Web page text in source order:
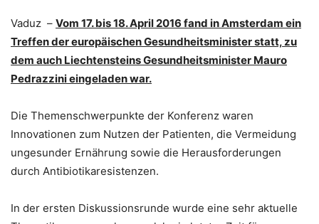
Vaduz – Vom 17. bis 18. April 2016 fand in Amsterdam ein
Treffen der europäischen Gesundheitsminister statt, zu
dem auch Liechtensteins Gesundheitsminister Mauro
Pedrazzini eingeladen war.
Die Themenschwerpunkte der Konferenz waren
Innovationen zum Nutzen der Patienten, die Vermeidung
ungesunder Ernährung sowie die Herausforderungen
durch Antibiotikaresistenzen.
In der ersten Diskussionsrunde wurde eine sehr aktuelle